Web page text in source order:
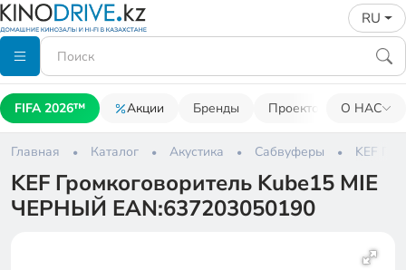
RU
FIFA 2026™ Акции Бренды Проекторы О НАС
Главная Каталог Акустика Сабвуферы KEF
KEF Громкоговоритель Kube15 MIE
ЧЕРНЫЙ EAN:637203050190